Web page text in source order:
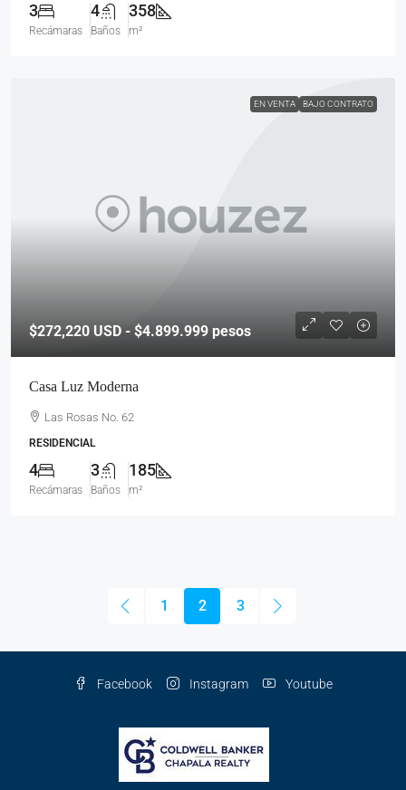
3
Recámaras
4
Baños
358
m²
EN VENTA BAJO CONTRATO
$272,220 USD - $4.899.999 pesos
Casa Luz Moderna
Las Rosas No. 62
RESIDENCIAL
4
Recámaras
3
Baños
185
m²
1 2 3
Facebook Instagram Youtube